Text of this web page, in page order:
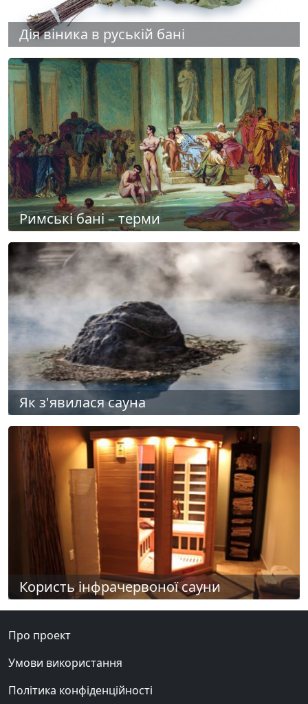
Дія віника в руській бані
Римські бані – терми
Як з'явилася сауна
Користь інфрачервоної сауни
Про проект
Умови використання
Політика конфіденційності